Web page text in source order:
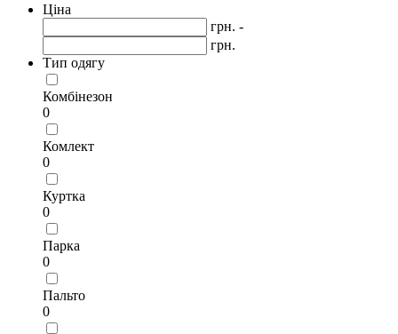
Ціна
грн. -
грн.
Тип одягу
Комбінезон
0
Комлект
0
Куртка
0
Парка
0
Пальто
0